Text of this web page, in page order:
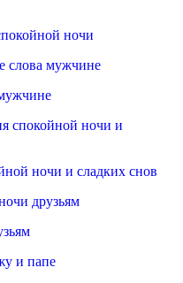
ночи
ночи и сладких снов